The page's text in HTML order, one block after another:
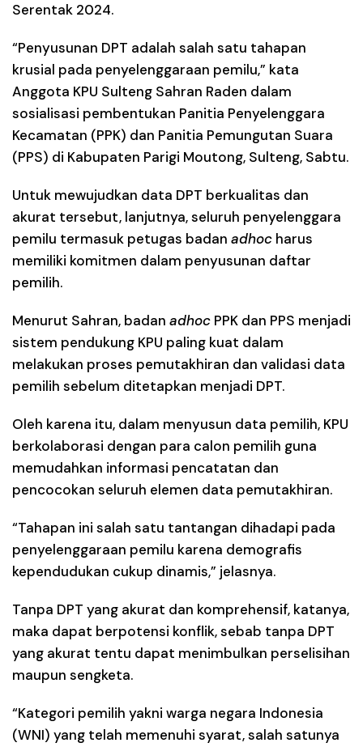
Serentak 2024.
“Penyusunan DPT adalah salah satu tahapan
krusial pada penyelenggaraan pemilu,” kata
Anggota KPU Sulteng Sahran Raden dalam
sosialisasi pembentukan Panitia Penyelenggara
Kecamatan (PPK) dan Panitia Pemungutan Suara
(PPS) di Kabupaten Parigi Moutong, Sulteng, Sabtu.
Untuk mewujudkan data DPT berkualitas dan
akurat tersebut, lanjutnya, seluruh penyelenggara
pemilu termasuk petugas badan adhoc harus
memiliki komitmen dalam penyusunan daftar
pemilih.
Menurut Sahran, badan adhoc PPK dan PPS menjadi
sistem pendukung KPU paling kuat dalam
melakukan proses pemutakhiran dan validasi data
pemilih sebelum ditetapkan menjadi DPT.
Oleh karena itu, dalam menyusun data pemilih, KPU
berkolaborasi dengan para calon pemilih guna
memudahkan informasi pencatatan dan
pencocokan seluruh elemen data pemutakhiran.
“Tahapan ini salah satu tantangan dihadapi pada
penyelenggaraan pemilu karena demografis
kependudukan cukup dinamis,” jelasnya.
Tanpa DPT yang akurat dan komprehensif, katanya,
maka dapat berpotensi konflik, sebab tanpa DPT
yang akurat tentu dapat menimbulkan perselisihan
maupun sengketa.
“Kategori pemilih yakni warga negara Indonesia
(WNI) yang telah memenuhi syarat, salah satunya